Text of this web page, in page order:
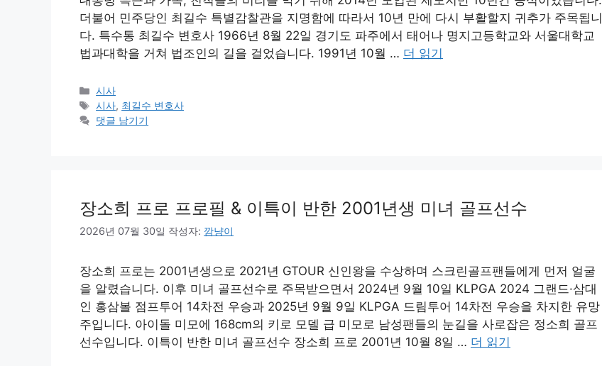
더불어 민주당인 최길수 특별감찰관을 지명함에 따라서 10년 만에 다시 부활할지 귀추가 주목됩니
다. 특수통 최길수 변호사 1966년 8월 22일 경기도 파주에서 태어나 명지고등학교와 서울대학교
법과대학을 거쳐 법조인의 길을 걸었습니다. 1991년 10월 … 더 읽기
카
테
고
시사
태
그
시사, 최길수 변호사
댓글 남기기
장소희 프로 프로필 & 이특이 반한 2001년생 미녀 골프선수
2026년 07월 30일 작성자: 깜냥이
장소희 프로는 2001년생으로 2021년 GTOUR 신인왕을 수상하며 스크린골프팬들에게 먼저 얼굴
을 알렸습니다. 이후 미녀 골프선수로 주목받으면서 2024년 9월 10일 KLPGA 2024 그랜드·삼대
인 홍삼볼 점프투어 14차전 우승과 2025년 9월 9일 KLPGA 드림투어 14차전 우승을 차지한 유망
주입니다. 아이돌 미모에 168cm의 키로 모델 급 미모로 남성팬들의 눈길을 사로잡은 정소희 골프
선수입니다. 이특이 반한 미녀 골프선수 장소희 프로 2001년 10월 8일 … 더 읽기